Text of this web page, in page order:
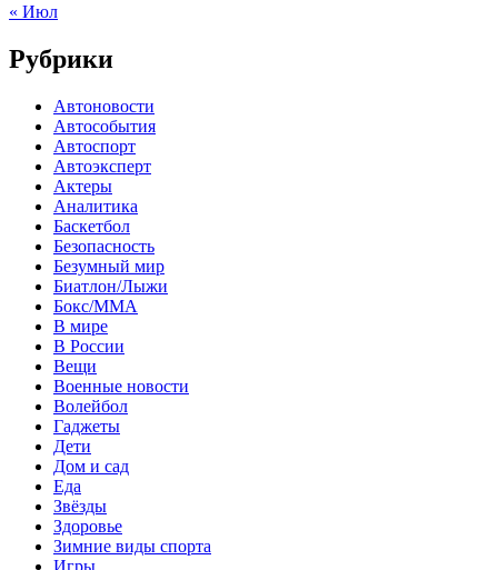
« Июл
Рубрики
Автоновости
Автособытия
Автоспорт
Автоэксперт
Актеры
Аналитика
Баскетбол
Безопасность
Безумный мир
Биатлон/Лыжи
Бокс/MMA
В мире
В России
Вещи
Военные новости
Волейбол
Гаджеты
Дети
Дом и сад
Еда
Звёзды
Здоровье
Зимние виды спорта
Игры